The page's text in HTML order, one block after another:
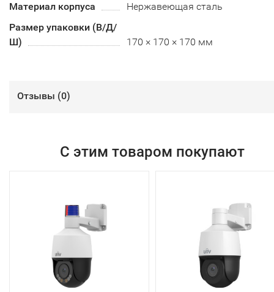
Материал корпуса
Нержавеющая сталь
Размер упаковки (В/Д/
Ш)
170 × 170 × 170 мм
Отзывы (0)
С этим товаром покупают